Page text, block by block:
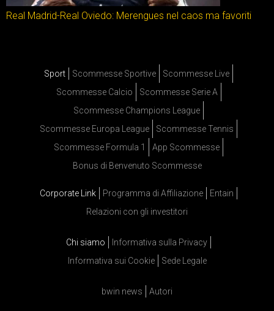
Real Madrid-Real Oviedo: Merengues nel caos ma favoriti
Sport Scommesse Sportive
Scommesse Live
Scommesse Calcio
Scommesse Serie A
Scommesse Champions League
Scommesse Europa League
Scommesse Tennis
Scommesse Formula 1
App Scommesse
Bonus di Benvenuto Scommesse
Corporate Link Programma di Affiliazione
Entain
Relazioni con gli investitori
Chi siamo
Informativa sulla Privacy
Informativa sui Cookie
Sede Legale
bwin news Autori